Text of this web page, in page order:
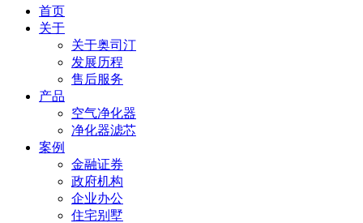
首页
关于
关于奥司汀
发展历程
售后服务
产品
空气净化器
净化器滤芯
案例
金融证券
政府机构
企业办公
住宅别墅